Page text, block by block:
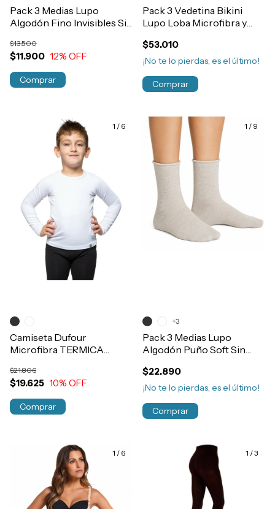
Pack 3 Medias Lupo
Algodón Fino Invisibles Sin
$11.900
$13.500
12% OFF
Comprar
Pack 3 Vedetina Bikini
Lupo Loba Microfibra y
Art.40300
$53.010
¡No te lo pierdas, es el último!
Comprar
1 / 6
Camiseta Dufour
Microfibra TERMICA
Art.11952
$19.625
$21.806
10% OFF
Comprar
1 / 9
Pack 3 Medias Lupo
Algodón Puño Soft Sin
Art.1275
$22.890
¡No te lo pierdas, es el último!
+3
Comprar
1 / 6 1 /3